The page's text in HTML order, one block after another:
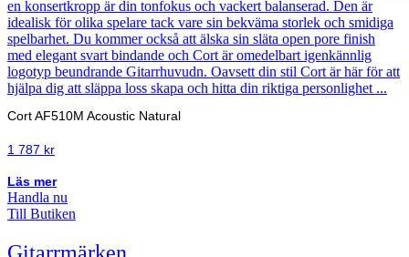
Cort AF510M Acoustic Natural
1 787 kr
Läs mer
Handla nu
Till Butiken